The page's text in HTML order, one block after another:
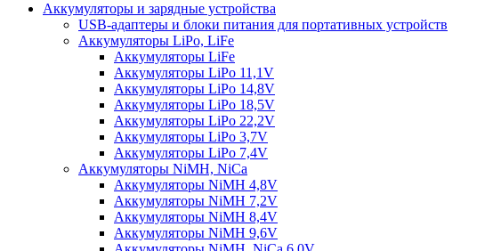
Аккумуляторы и зарядные устройства
USB-адаптеры и блоки питания для портативных устройств
Аккумуляторы LiPo, LiFe
Аккумуляторы LiFe
Аккумуляторы LiPo 11,1V
Аккумуляторы LiPo 14,8V
Аккумуляторы LiPo 18,5V
Аккумуляторы LiPo 22,2V
Аккумуляторы LiPo 3,7V
Аккумуляторы LiPo 7,4V
Аккумуляторы NiMH, NiCa
Аккумуляторы NiMH 4,8V
Аккумуляторы NiMH 7,2V
Аккумуляторы NiMH 8,4V
Аккумуляторы NiMH 9,6V